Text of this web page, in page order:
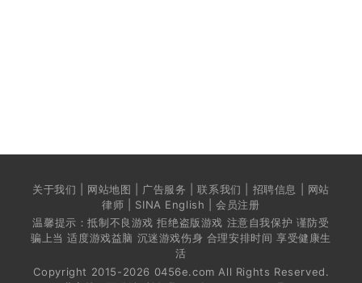
关于我们 | 网站地图 | 广告服务 | 联系我们 | 招聘信息 | 网站
律师 | SINA English | 会员注册
温馨提示：抵制不良游戏 拒绝盗版游戏 注意自我保护 谨防受
骗上当 适度游戏益脑 沉迷游戏伤身 合理安排时间 享受健康生
活
Copyright 2015-2026 0456e.com All Rights Reserved.